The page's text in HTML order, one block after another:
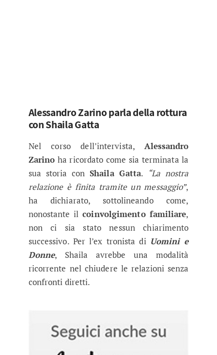
Alessandro Zarino parla della rottura
con Shaila Gatta
Nel corso dell’intervista,Alessandro
Zarino ha ricordato come sia terminata la
sua storia conShaila Gatta.
“La nostra
relazione è finita tramite un messaggio”,
ha dichiarato, sottolineando come,
nonostante ilcoinvolgimento familiare,
non ci sia stato nessun chiarimento
successivo. Per l’ex tronista di Uomini e
Donne, Shaila avrebbe una modalità
ricorrente nel chiudere le relazioni senza
confronti diretti.